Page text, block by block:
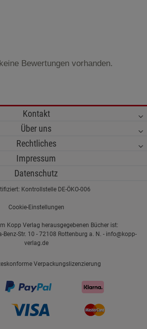
Bewertungen vorhanden.
Kontakt
Über uns
Rechtliches
Impressum
Datenschutz
Kontrollstelle DE-ÖKO-006
Cookie-Einstellungen
Kopp Verlag herausgegebenen Bücher ist:
Benz-Str. 10 - 72108 Rottenburg a. N. - info@kopp-
verlag.de
Verpackungslizenzierung